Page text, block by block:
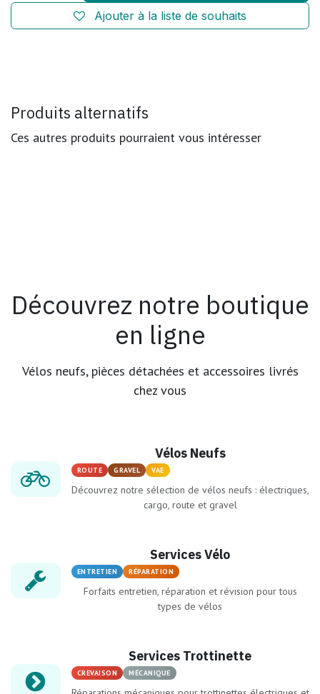
Ajouter à la liste de souhaits
Produits alternatifs
Ces autres produits pourraient vous intéresser
Découvrez notre boutique
en ligne
Vélos neufs, pièces détachées et accessoires livrés
chez vous
Vélos Neufs
ROUTE GRAVEL VAE
Découvrez notre sélection de vélos neufs : électriques,
cargo, route et gravel
Services Vélo
ENTRETIEN RÉPARATION
Forfaits entretien, réparation et révision pour tous
types de vélos
Services Trottinette
CREVAISON MÉCANIQUE